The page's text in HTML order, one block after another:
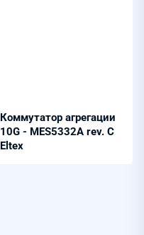
Коммутатор агрегации
10G - MES5332A rev. C
Eltex